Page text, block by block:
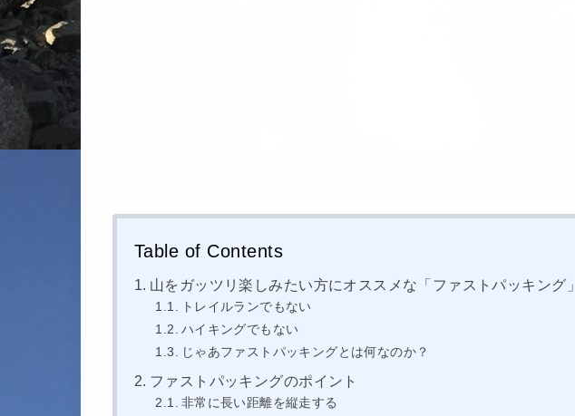
Table of Contents
山をガッツリ楽しみたい方にオススメな「ファストパッキング」
トレイルランでもない
ハイキングでもない
じゃあファストパッキングとは何なのか？
ファストパッキングのポイント
非常に長い距離を縦走する